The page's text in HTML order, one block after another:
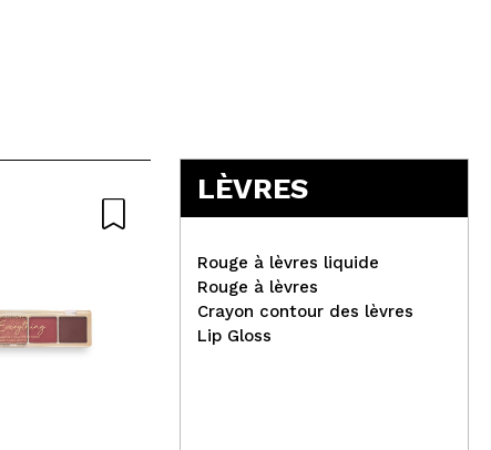
LÈVRES
Rouge à lèvres liquide
Rouge à lèvres
Crayon contour des lèvres
Lip Gloss